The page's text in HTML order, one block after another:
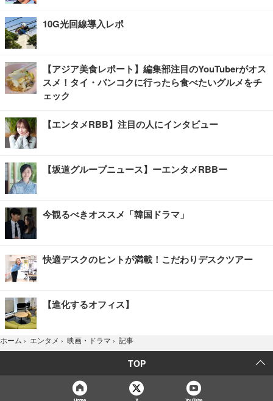
10G光回線導入レポ
【アジア美食レポート】編集部注目のYouTuberがオス
スメ！タイ・バンコクに行ったら食べたいグルメをチ
ェック
【エンタメRBB】注目の人にインタビュー
【坂道グループニュース】ーエンタメRBBー
今観るべきオススメ「韓国ドラマ」
快適デスクのヒントが満載！こだわりデスクツアー
【進化するオフィス】
ホーム › エンタメ › 映画・ドラマ › 記事
TOP